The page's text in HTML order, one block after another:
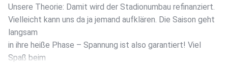
Unsere Theorie: Damit wird der Stadionumbau refinanziert.
Vielleicht kann uns da ja jemand aufklären. Die Saison geht
langsam
in ihre heiße Phase – Spannung ist also garantiert! Viel
Spaß beim